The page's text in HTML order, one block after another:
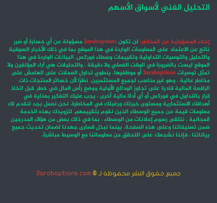
التحليل الفني لأسواق الأسهم
إخلاء المسؤولية عن المخاطر: لن تكون3araboptionsمسؤولة عن أي خسارة أو ضرر
ناتج عن الاعتماد على المعلومات الواردة في هذا الموقع بما في ذلك الأخبار السوقية
والتحليل والتوصيات التداولية وتقييمات وسطاء فوركس. البيانات الواردة في هذا
الموقع ليست بالضرورة في الوقت الفعلي ولا دقيقة ، والتحليلات هي آراء المؤلفين ولا
تمثل توصيات3araboptionsأو موظفيها. ينطوي تداول العملات على الهامش على
مخاطر عالية ، وهو غير مناسب لجميع المستثمرين. نظرًا لأن خسائر المنتجات ذات
الرافعة المالية قادرة على تجاوز الودائع الأولية ووضع رأس المال في خطر. قبل اتخاذ
قرار بالتداول في فوركس أو أي أداة مالية أخرى ، يجب عليك التفكير بعناية في
أهدافك الاستثمارية ومستوى خبرتك ورغبتك في المخاطرة. نحن نعمل بجد لنقدم لك
معلومات قيمة عن جميع الوسطاء الذين نقوم بتقييمهم. لتزويدك بهذه الخدمة
المجانية ، نتلقى رسوم إعلانات من الوسطاء ، بما في ذلك بعض من هؤلاء المدرجين
ضمن تصنيفاتنا وعلى هذه الصفحة. بينما نبذل قصارى جهدنا لضمان تحديث جميع
بياناتنا ، فإننا نشجعك على التحقق من معلوماتنا مع الوسيط مباشرةً.
جميع حقوق النشر محفوظة لـ © 3araboptions.com